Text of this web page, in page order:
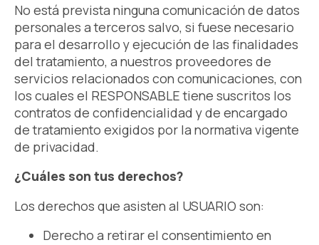
No está prevista ninguna comunicación de datos
personales a terceros salvo, si fuese necesario
para el desarrollo y ejecución de las finalidades
del tratamiento, a nuestros proveedores de
servicios relacionados con comunicaciones, con
los cuales el RESPONSABLE tiene suscritos los
contratos de confidencialidad y de encargado
de tratamiento exigidos por la normativa vigente
de privacidad.
¿Cuáles son tus derechos?
Los derechos que asisten al USUARIO son:
Derecho a retirar el consentimiento en